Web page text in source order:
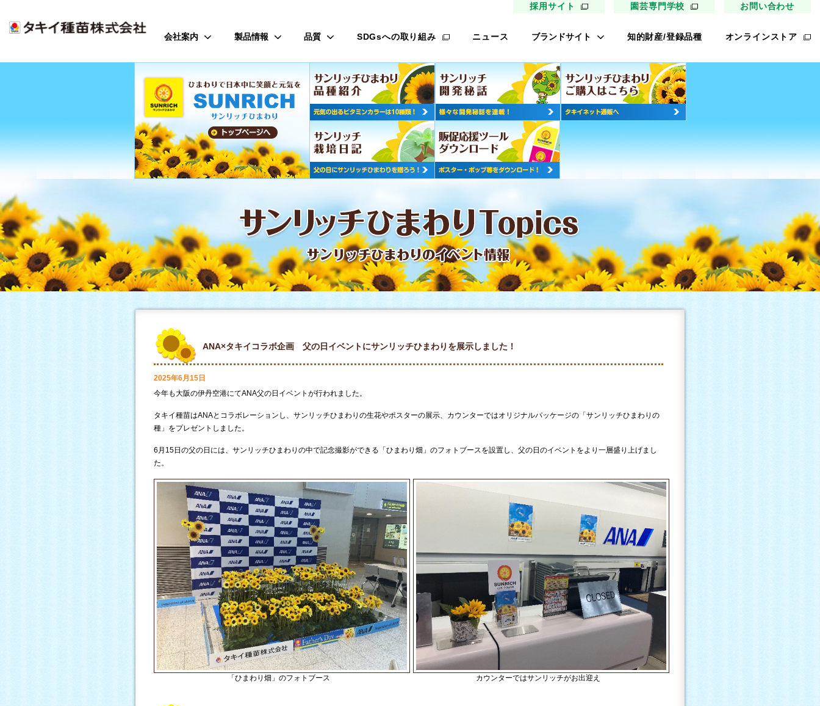
採用サイト 園芸専門学校 お問い合わせ
会社案内
ご挨拶
会社のミッション
会社概要
歴史・沿革
事業所案内
製品情報
野菜
花
芝・緑化・緑肥
農園芸資材
品質
高品質種子
研究農場/品種開発
公的研究費の管理体制について
生産/種子生産
商品管理
SDGsへの取り組み ニュース ブランドサイト
タキイ最前線
ファイトリッチ
桃太郎トマト
サンリッチひまわり
たねぢから
オキソパワー５
ロメインレタス ロマリア
UETE
タキイのノベルティ
知的財産/登録品種 オンラインストア
ANA×タキイコラボ企画 父の日イベントにサンリッチひまわりを展示しました！
2025年6月15日
今年も大阪の伊丹空港にてANA父の日イベントが行われました。
タキイ種苗はANAとコラボレーションし、サンリッチひまわりの生花やポスターの展示、カウンターではオリジナルパッケージの「サンリッチひまわりの
種」をプレゼントしました。
6月15日の父の日には、サンリッチひまわりの中で記念撮影ができる「ひまわり畑」のフォトブースを設置し、父の日のイベントをより一層盛り上げまし
た。
「ひまわり畑」のフォトブース カウンターではサンリッチがお出迎え